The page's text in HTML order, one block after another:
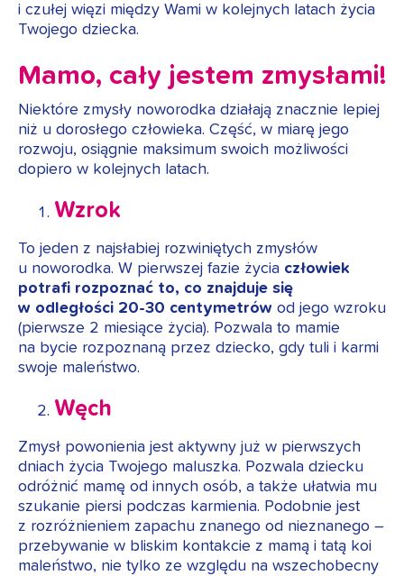
i czułej więzi między Wami w kolejnych latach życia
Twojego dziecka.
Mamo, cały jestem zmysłami!
Niektóre zmysły noworodka działają znacznie lepiej
niż u dorosłego człowieka. Część, w miarę jego
rozwoju, osiągnie maksimum swoich możliwości
dopiero w kolejnych latach.
Wzrok
To jeden z najsłabiej rozwiniętych zmysłów
u noworodka. W pierwszej fazie życia człowiek
potrafi rozpoznać to, co znajduje się
w odległości 20-30 centymetrów od jego wzroku
(pierwsze 2 miesiące życia). Pozwala to mamie
na bycie rozpoznaną przez dziecko, gdy tuli i karmi
swoje maleństwo.
Węch
Zmysł powonienia jest aktywny już w pierwszych
dniach życia Twojego maluszka. Pozwala dziecku
odróżnić mamę od innych osób, a także ułatwia mu
szukanie piersi podczas karmienia. Podobnie jest
z rozróżnieniem zapachu znanego od nieznanego –
przebywanie w bliskim kontakcie z mamą i tatą koi
maleństwo, nie tylko ze względu na wszechobecny